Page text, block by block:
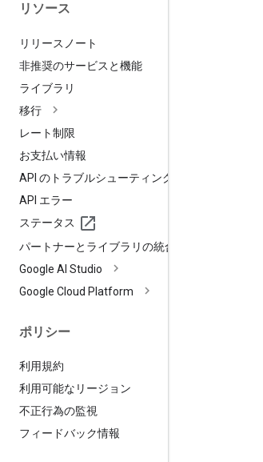
リソース
リリースノート
非推奨のサービスと機能
ライブラリ
移行
レート制限
お支払い情報
API のトラブルシューティング
API エラー
ステータス
パートナーとライブラリの統合
Google AI Studio
Google Cloud Platform
ポリシー
利用規約
利用可能なリージョン
不正行為の監視
フィードバック情報